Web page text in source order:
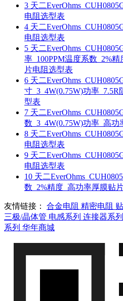
3 天二
电阻选型表
4 天二
电阻选型表
5 天二
率_100PPM温度系数_2%
片电阻选型表
6 天二
寸_3_4W(0.75W)功率
型表
7 天二
数_3_4W(0.75W)功率_高
8 天二
电阻选型表
9 天二
电阻选型表
10 天二
数_2%精度_高功率厚膜贴
友情链接： 合金电阻 精密电阻
三极/晶体管 电感系列 连接器系列
系列 华年商城